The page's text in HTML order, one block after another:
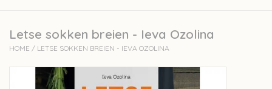
Accessoires
workshops
Letse sokken breien - Ieva Ozolina
HOME / LETSE SOKKEN BREIEN - IEVA OZOLINA